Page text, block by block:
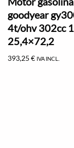
goodyear
4t/ohv 302cc
25,4×72,2
393,25 € IVA INCL.